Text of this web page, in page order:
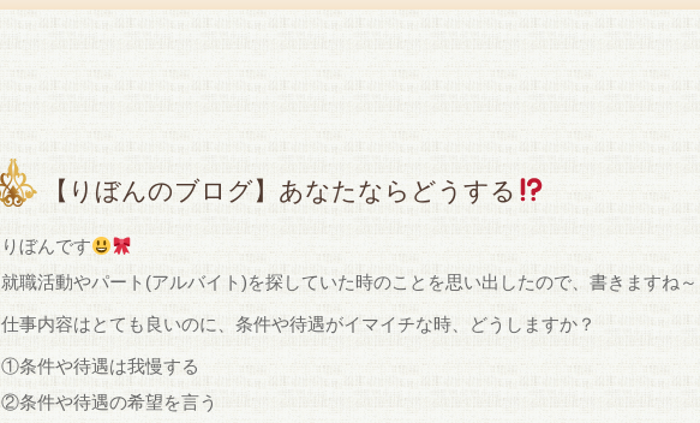
【りぼんのブログ】あなたならどうする
りぼんです
就職活動やパート(アルバイト)を探していた時のことを思い出したので、書きますね～
仕事内容はとても良いのに、条件や待遇がイマイチな時、どうしますか？
①条件や待遇は我慢する
②条件や待遇の希望を言う